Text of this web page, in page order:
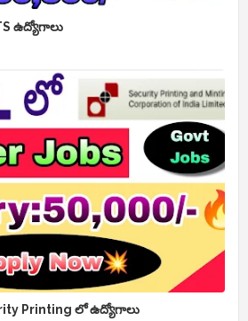
ఉద్యోగాలు
Printing లో ఉద్యోగాలు